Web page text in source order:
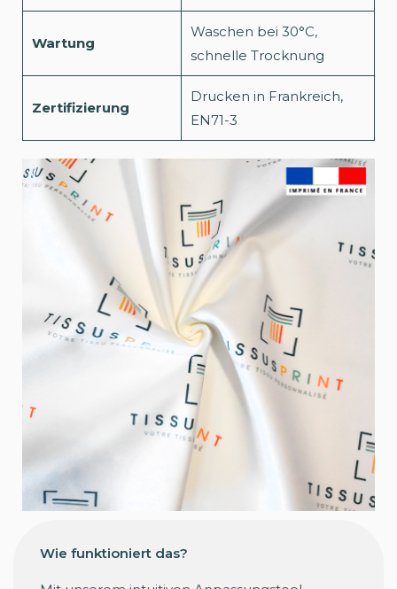
Wartung
Waschen bei 30°C,
schnelle Trocknung
Zertifizierung
Drucken in Frankreich,
EN71-3
Wie funktioniert das?